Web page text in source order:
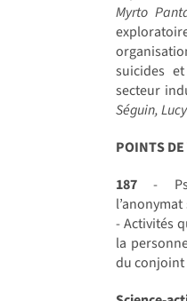
Myrto
suicides
secteur
Séguin,
POINTS
187 -
- Activités
la
du conjoint